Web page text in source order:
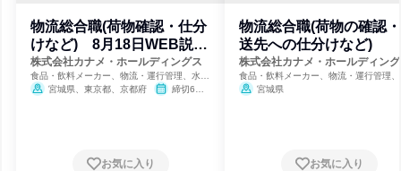
物流総合職(荷物確認・仕分
けなど) 8月18日WEB説明
会
株式会社カナメ・ホールディングス
食品・飲料メーカー、物流・運行管理、水産
業
宮城県、東京都、京都府
締切6日
お気に入り
物流総合職(荷物の確認
送先への仕分けなど)
株式会社カナメ・ホールディン
食品・飲料メーカー、物流・運行管理
業
宮城県
お気に入り